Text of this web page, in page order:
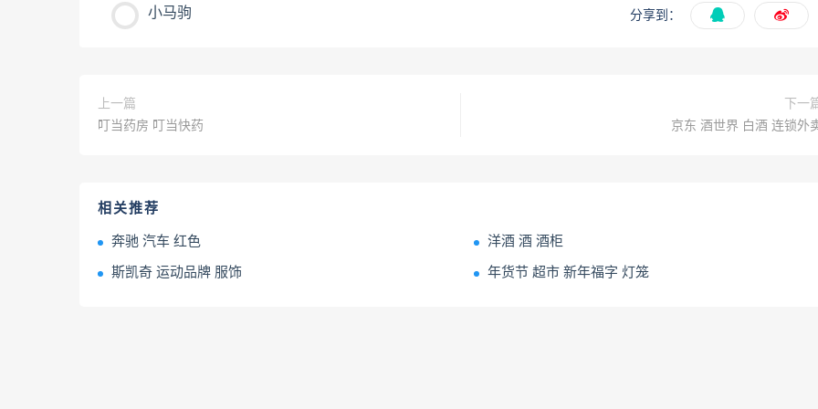
小马驹 分享到：
上一篇
叮当药房 叮当快药
下一
京东 酒世界 白酒 连锁外
相关推荐
奔驰 汽车 红色 洋酒 酒 酒柜
斯凯奇 运动品牌 服饰 年货节 超市 新年福字 灯笼